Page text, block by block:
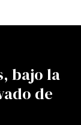
bajo la
de